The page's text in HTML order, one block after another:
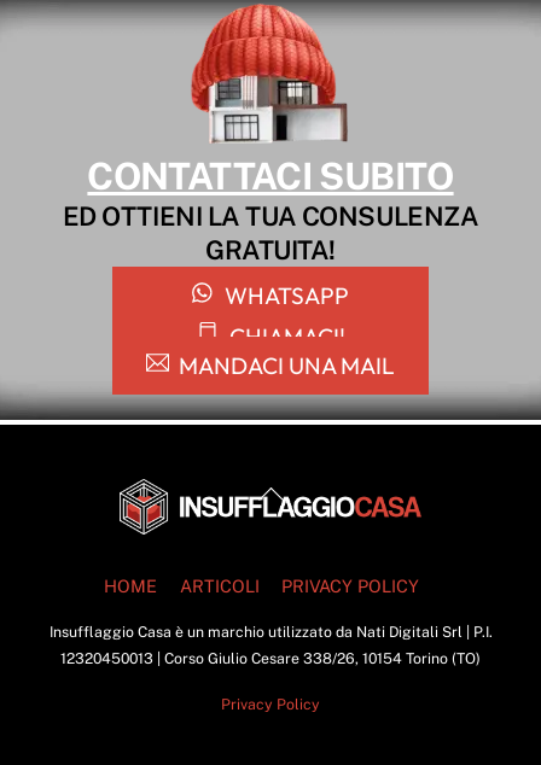
CONTATTACI SUBITO
ED OTTIENI LA TUA CONSULENZA
GRATUITA!
WHATSAPP
CHIAMACI!
MANDACI UNA MAIL
Back
To
HOME
ARTICOLI PRIVACY POLICY
Insufflaggio Casa è un marchio utilizzato da Nati Digitali Srl | P.I.
12320450013 | Corso Giulio Cesare 338/26, 10154 Torino (TO)
Privacy Policy